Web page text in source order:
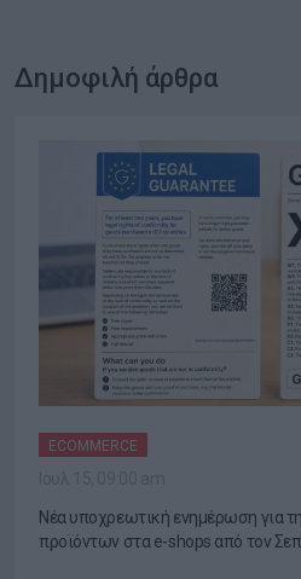
Δημοφιλή άρθρα
ECOMMERCE
Νέα υποχρεωτική ενημέρωση για
προϊόντων στα e-shops από τον